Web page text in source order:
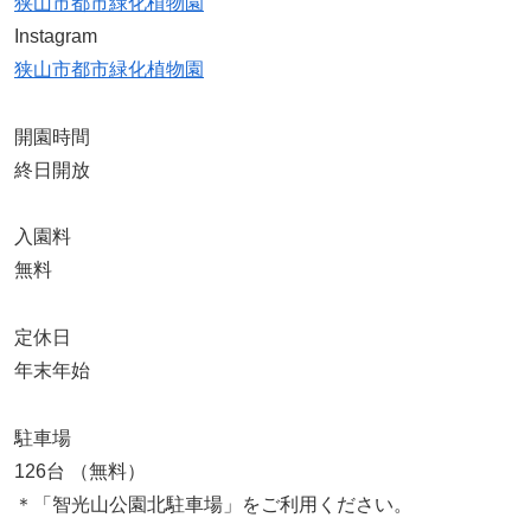
Instagram
狭山市都市緑化植物園
開園時間
終日開放
入園料
無料
定休日
年末年始
駐車場
126台 （無料）
＊「智光山公園北駐車場」をご利用ください。